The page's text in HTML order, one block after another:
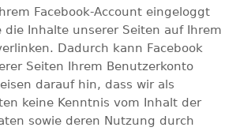
Facebook-Account eingeloggt
die Inhalte unserer Seiten auf Ihrem
Dadurch kann Facebook
Seiten Ihrem Benutzerkonto
darauf hin, dass wir als
keine Kenntnis vom Inhalt der
sowie deren Nutzung durch